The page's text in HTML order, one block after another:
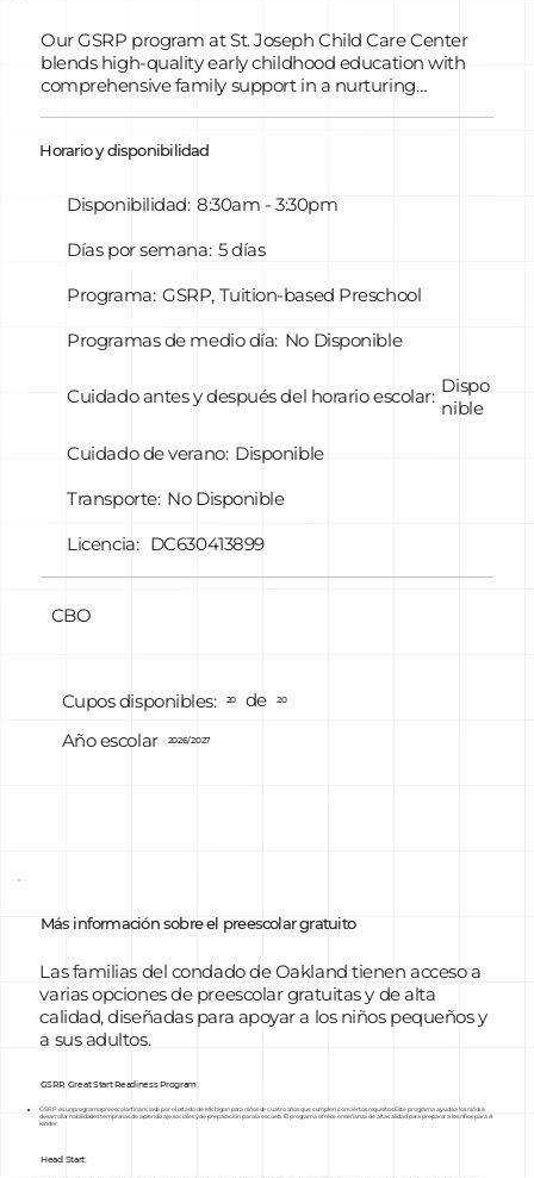
Our GSRP program at St. Joseph Child Care Center
blends high-quality early childhood education with
comprehensive family support in a nurturing
our program. Before and after care for a nominal fee is
Horario y disponibilidad
Disponibilidad: 8:30am - 3:30pm
Días por semana: 5 días
Programa: GSRP, Tuition-based Preschool
Programas de medio día: No Disponible
Cuidado antes y después del horario escolar: Dispo
nible
Cuidado de verano: Disponible
Transporte: No Disponible
Licencia: DC630413899
CBO
Cupos disponibles: 20 de 20
Año escolar 2026/2027
Más información sobre el preescolar gratuito
Las familias del condado de Oakland tienen acceso a
varias opciones de preescolar gratuitas y de alta
calidad, diseñadas para apoyar a los niños pequeños y
a sus adultos.
GSRP, Great Start Readiness Program
GSRP es un programa preescolar financiado por el estado de Michigan para niños de cuatro años que cumplen con ciertos requisitos. Este programa ayuda a los niños a
desarrollar habilidades tempranas de aprendizaje, sociales y de preparación para la escuela. El programa ofrece enseñanza de alta calidad para preparar a los niños para el
kínder.
Head Start: